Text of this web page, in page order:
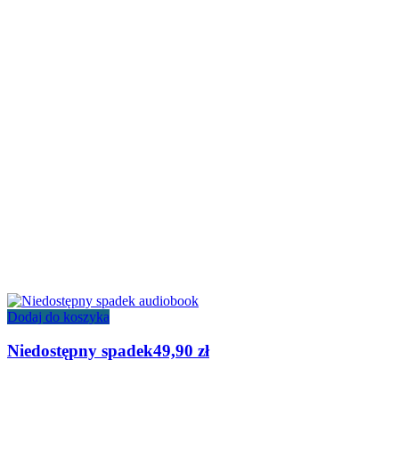
Dodaj do koszyka
Niedostępny spadek49,90 zł